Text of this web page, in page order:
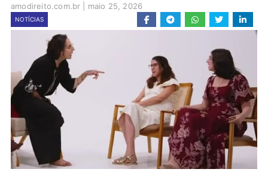
amodireito.com.br maio 25, 2026
NOTÍCIAS